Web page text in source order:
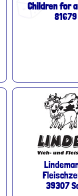
Children for
39307